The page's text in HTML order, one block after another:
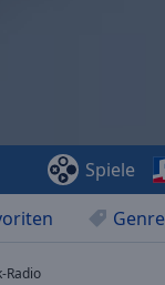
Spiele
Radio